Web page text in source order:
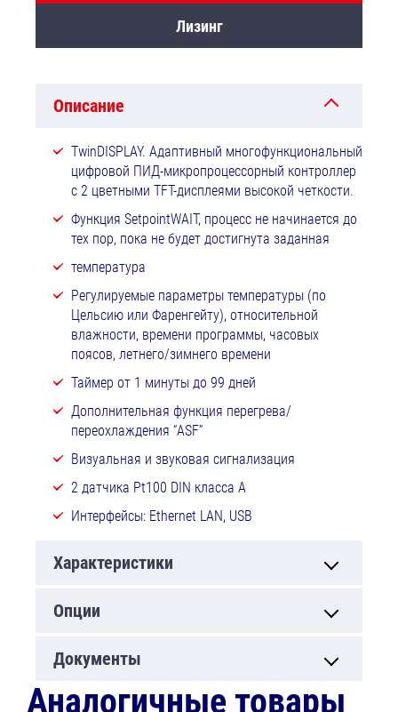
Лизинг
Описание
TwinDISPLAY. Адаптивный многофункциональный
цифровой ПИД-микропроцессорный контроллер
с 2 цветными TFT-дисплеями высокой четкости.
Функция SetpointWAIT, процесс не начинается до
тех пор, пока не будет достигнута заданная
температура
Регулируемые параметры температуры (по
Цельсию или Фаренгейту), относительной
влажности, времени программы, часовых
поясов, летнего/зимнего времени
Таймер от 1 минуты до 99 дней
Дополнительная функция перегрева/
переохлаждения “ASF”
Визуальная и звуковая сигнализация
2 датчика Pt100 DIN класса A
Интерфейсы: Ethernet LAN, USB
Характеристики
Опции
Документы
Аналогичные товары